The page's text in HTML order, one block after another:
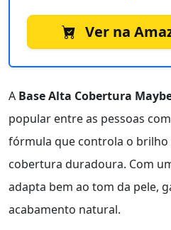
Ver na
A Base Alta Cobertura
popular entre as pessoas com
fórmula que controla o
cobertura duradoura. Com
adapta bem ao tom da pele,
acabamento natural.